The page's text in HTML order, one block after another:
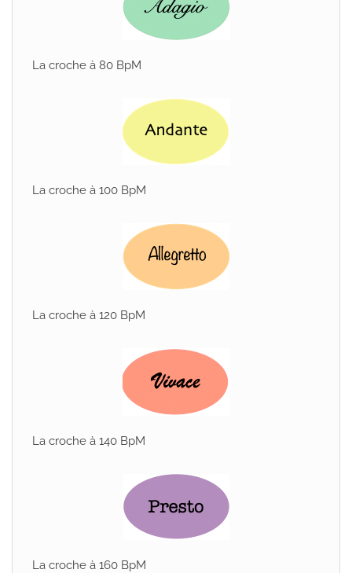
La croche à 80 BpM
La croche à 100 BpM
La croche à 120 BpM
La croche à 140 BpM
La croche à 160 BpM